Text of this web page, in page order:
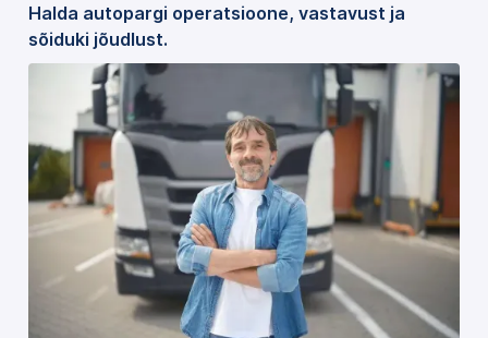
Halda autopargi operatsioone, vastavust ja
sõiduki jõudlust.